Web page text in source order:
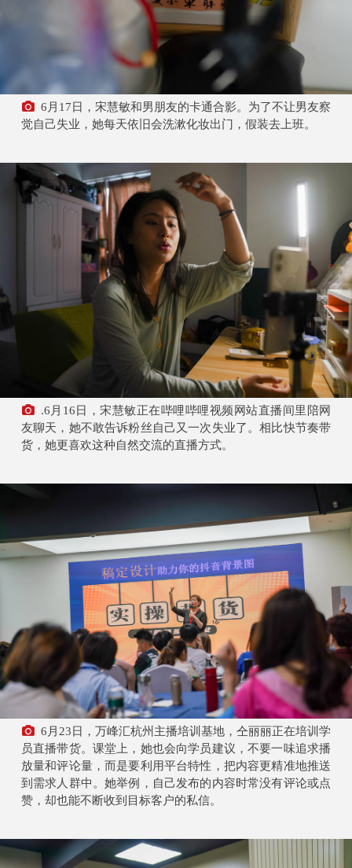
6月17日，宋慧敏和男朋友的卡通合影。为了不让男友察
觉自己失业，她每天依旧会洗漱化妆出门，假装去上班。
.6月16日，宋慧敏正在哔哩哔哩视频网站直播间里陪网
友聊天，她不敢告诉粉丝自己又一次失业了。相比快节奏带
货，她更喜欢这种自然交流的直播方式。
6月23日，万峰汇杭州主播培训基地，仝丽丽正在培训学
员直播带货。课堂上，她也会向学员建议，不要一味追求播
放量和评论量，而是要利用平台特性，把内容更精准地推送
到需求人群中。她举例，自己发布的内容时常没有评论或点
赞，却也能不断收到目标客户的私信。